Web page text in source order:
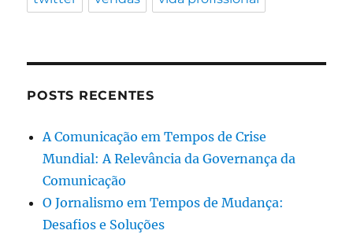
POSTS RECENTES
A Comunicação em Tempos de Crise
Mundial: A Relevância da Governança da
Comunicação
O Jornalismo em Tempos de Mudança:
Desafios e Soluções